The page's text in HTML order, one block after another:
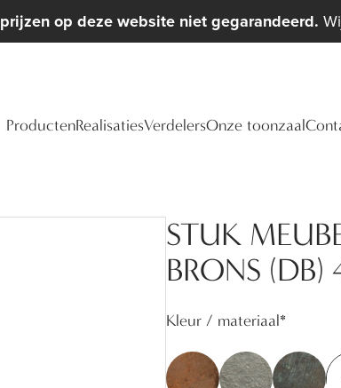
prijzen op deze website niet gegarandeerd.
ProductenRealisatiesVerdelersOnze toonzaal
STUK
BRONS (DB)
Kleur / materiaal *